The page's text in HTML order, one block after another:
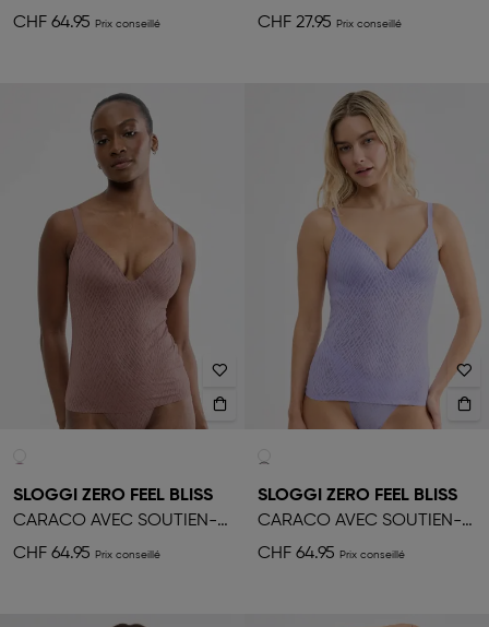
CHF 64.95 CHF 27.95
SLOGGI ZERO FEEL BLISS
CARACO AVEC SOUTIEN-GORGE PUSH-UP
CHF 64.95
SLOGGI ZERO FEEL BLISS
CARACO AVEC SOUTIEN-GORGE PUSH-UP
CHF 64.95